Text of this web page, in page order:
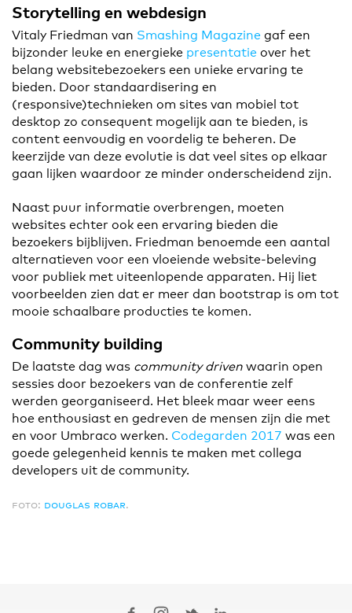
Storytelling en webdesign
Vitaly Friedman van Smashing Magazine gaf een
bijzonder leuke en energieke presentatie over het
belang websitebezoekers een unieke ervaring te
bieden. Door standaardisering en
(responsive)technieken om sites van mobiel tot
desktop zo consequent mogelijk aan te bieden, is
content eenvoudig en voordelig te beheren. De
keerzijde van deze evolutie is dat veel sites op elkaar
gaan lijken waardoor ze minder onderscheidend zijn.
Naast puur informatie overbrengen, moeten
websites echter ook een ervaring bieden die
bezoekers bijblijven. Friedman benoemde een aantal
alternatieven voor een vloeiende website-beleving
voor publiek met uiteenlopende apparaten. Hij liet
voorbeelden zien dat er meer dan bootstrap is om tot
mooie schaalbare producties te komen.
Community building
De laatste dag was community driven waarin open
sessies door bezoekers van de conferentie zelf
werden georganiseerd. Het bleek maar weer eens
hoe enthousiast en gedreven de mensen zijn die met
en voor Umbraco werken. Codegarden 2017 was een
goede gelegenheid kennis te maken met collega
developers uit de community.
foto: douglas robar.